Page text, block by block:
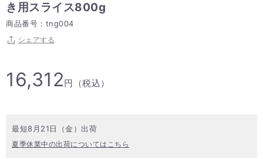
き用スライス800g
商品番号：tng004
シェアする
16,312円（税込）
最短8月21日（金）出荷
夏季休業中の出荷についてはこちら